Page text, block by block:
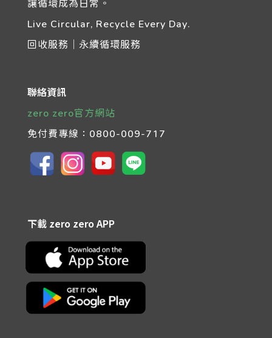
讓循環成為日常。
Live Circular, Recycle Every Day.
回收服務｜永續循環服務
聯絡資訊
zero zero官方網站
免付費專線： 0800-009-717
下載 zero zero APP